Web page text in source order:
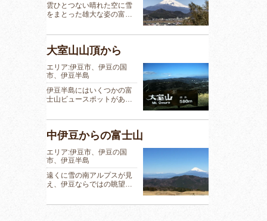
雲ひとつない晴れた空に雪
をまとった雄大な姿の富…
大室山山頂から
エリア:伊豆市、伊豆の国
市、伊豆半島
伊豆半島にはいくつかの富
士山ビュースポットがあ…
中伊豆からの富士山
エリア:伊豆市、伊豆の国
市、伊豆半島
遠くに雪の南アルプスが見
え、伊豆ならではの眺望…